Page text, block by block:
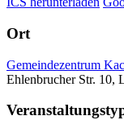
Ort
Gemeindezentrum
Ehlenbrucher Str. 10,